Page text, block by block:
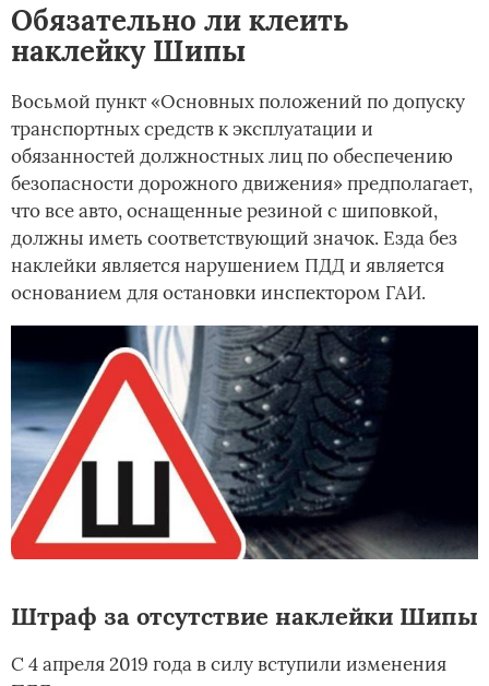
Обязательно ли клеить
наклейку Шипы
Восьмой пункт «Основных положений по допуску
транспортных средств к эксплуатации и
обязанностей должностных лиц по обеспечению
безопасности дорожного движения» предполагает,
что все авто, оснащенные резиной с шиповкой,
должны иметь соответствующий значок. Езда без
наклейки является нарушением ПДД и является
основанием для остановки инспектором ГАИ.
Штраф за отсутствие наклейки Шипы
С 4 апреля 2019 года в силу вступили изменения